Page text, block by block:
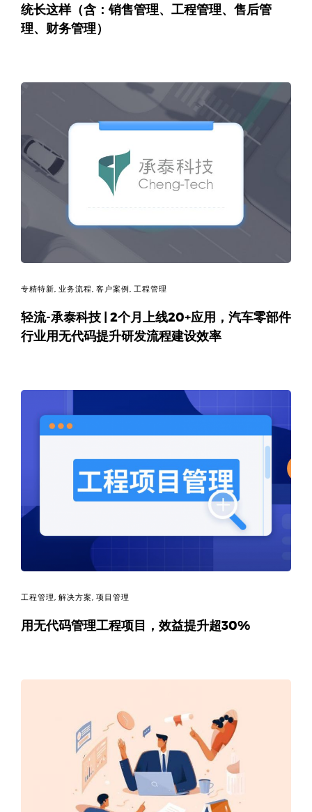
统长这样（含：销售管理、工程管理、售后管
理、财务管理）
专精特新, 业务流程, 客户案例 , 工程管理
轻流-承泰科技 | 2个月上线20+应用，汽车零部件
行业用无代码提升研发流程建设效率
工程管理, 解决方案, 项目管理
用无代码管理工程项目，效益提升超30%